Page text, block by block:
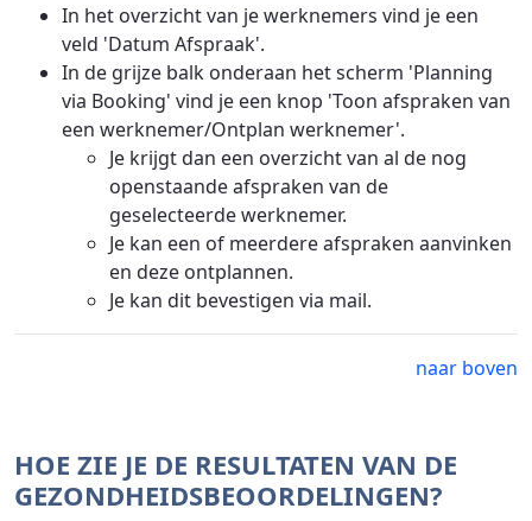
In het overzicht van je werknemers vind je een
veld 'Datum Afspraak'.
In de grijze balk onderaan het scherm 'Planning
via Booking' vind je een knop 'Toon afspraken van
een werknemer/Ontplan werknemer'.
Je krijgt dan een overzicht van al de nog
openstaande afspraken van de
geselecteerde werknemer.
Je kan een of meerdere afspraken aanvinken
en deze ontplannen.
Je kan dit bevestigen via mail.
naar boven
HOE ZIE JE DE RESULTATEN VAN DE
GEZONDHEIDSBEOORDELINGEN?